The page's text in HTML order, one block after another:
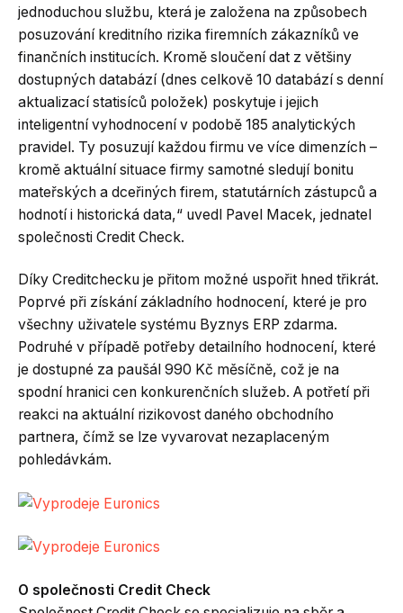
jednoduchou službu, která je založena na způsobech
posuzování kreditního rizika firemních zákazníků ve
finančních institucích. Kromě sloučení dat z většiny
dostupných databází (dnes celkově 10 databází s denní
aktualizací statisíců položek) poskytuje i jejich
inteligentní vyhodnocení v podobě 185 analytických
pravidel. Ty posuzují každou firmu ve více dimenzích –
kromě aktuální situace firmy samotné sledují bonitu
mateřských a dceřiných firem, statutárních zástupců a
hodnotí i historická data,“ uvedl Pavel Macek, jednatel
společnosti Credit Check.
Díky Creditchecku je přitom možné uspořit hned třikrát.
Poprvé při získání základního hodnocení, které je pro
všechny uživatele systému Byznys ERP zdarma.
Podruhé v případě potřeby detailního hodnocení, které
je dostupné za paušál 990 Kč měsíčně, což je na
spodní hranici cen konkurenčních služeb. A potřetí při
reakci na aktuální rizikovost daného obchodního
partnera, čímž se lze vyvarovat nezaplaceným
pohledávkám.
O společnosti Credit Check